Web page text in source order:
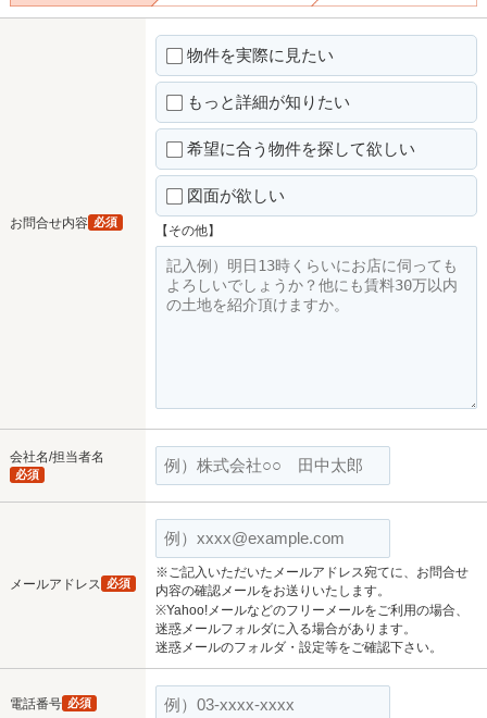
お問合せ内容 必須
物件を実際に見たい
もっと詳細が知りたい
希望に合う物件を探して欲しい
図面が欲しい
【その他】
会社名/担当者名
必須
メールアドレス 必須
※ご記入いただいたメールアドレス宛てに、お問合せ
内容の確認メールをお送りいたします。
※Yahoo!メールなどのフリーメールをご利用の場合、
迷惑メールフォルダに入る場合があります。
迷惑メールのフォルダ・設定等をご確認下さい。
電話番号 必須